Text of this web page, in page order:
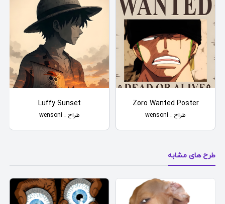
Zoro Wanted Poster
طراح : wensoni
Luffy Sunset
طراح : wensoni
طرح های مشابه